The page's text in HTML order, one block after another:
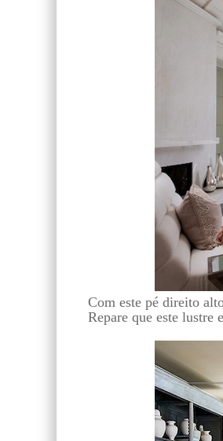
Com este pé direito
Repare que este lustre